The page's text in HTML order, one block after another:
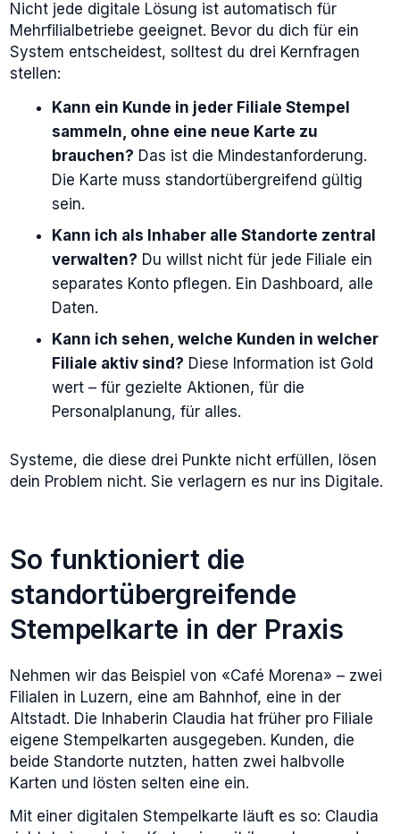
Nicht jede digitale Lösung ist automatisch für
Mehrfilialbetriebe geeignet. Bevor du dich für ein
System entscheidest, solltest du drei Kernfragen
stellen:
Kann ein Kunde in jeder Filiale Stempel
sammeln, ohne eine neue Karte zu
brauchen? Das ist die Mindestanforderung.
Die Karte muss standortübergreifend gültig
sein.
Kann ich als Inhaber alle Standorte zentral
verwalten? Du willst nicht für jede Filiale ein
separates Konto pflegen. Ein Dashboard, alle
Daten.
Kann ich sehen, welche Kunden in welcher
Filiale aktiv sind? Diese Information ist Gold
wert – für gezielte Aktionen, für die
Personalplanung, für alles.
Systeme, die diese drei Punkte nicht erfüllen, lösen
dein Problem nicht. Sie verlagern es nur ins Digitale.
So funktioniert die
standortübergreifende
Stempelkarte in der Praxis
Nehmen wir das Beispiel von «Café Morena» – zwei
Filialen in Luzern, eine am Bahnhof, eine in der
Altstadt. Die Inhaberin Claudia hat früher pro Filiale
eigene Stempelkarten ausgegeben. Kunden, die
beide Standorte nutzten, hatten zwei halbvolle
Karten und lösten selten eine ein.
Mit einer digitalen Stempelkarte läuft es so: Claudia